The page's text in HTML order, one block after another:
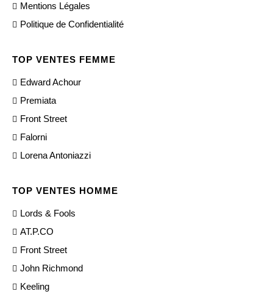
Mentions Légales
Politique de Confidentialité
TOP VENTES FEMME
Edward Achour
Premiata
Front Street
Falorni
Lorena Antoniazzi
TOP VENTES HOMME
Lords & Fools
AT.P.CO
Front Street
John Richmond
Keeling